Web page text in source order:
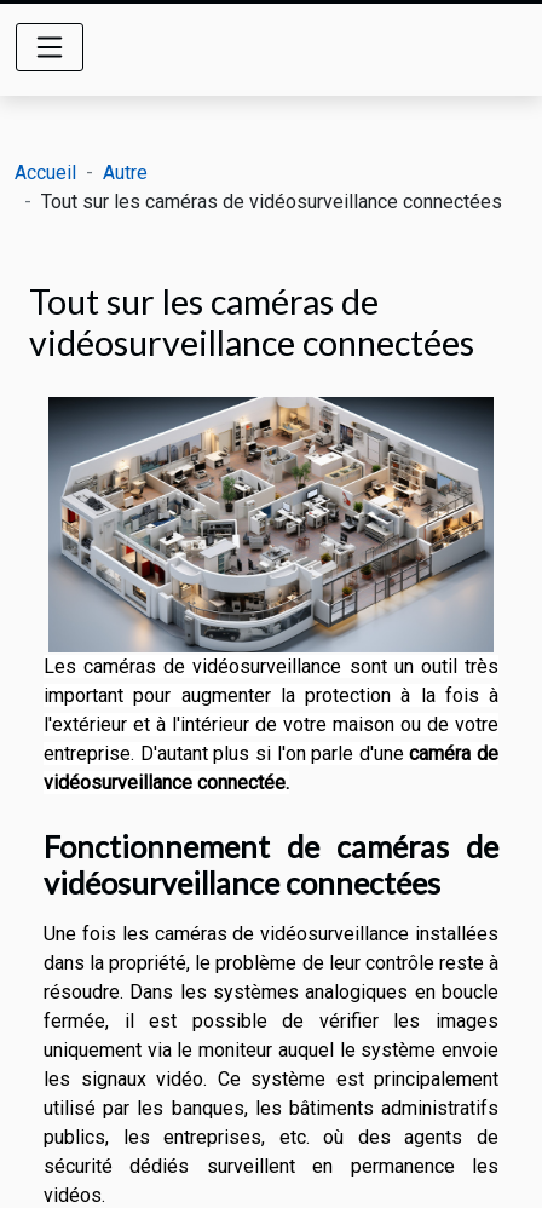
Accueil
Autre
Tout sur les caméras de vidéosurveillance connectées
Tout sur les caméras de
vidéosurveillance connectées
Les caméras de vidéosurveillance sont un outil très
important pour augmenter la protection à la fois à
l'extérieur et à l'intérieur de votre maison ou de votre
entreprise. D'autant plus si l'on parle d'unecaméra de
vidéosurveillance connectée.
Fonctionnement de caméras de
vidéosurveillance connectées
Une fois les caméras de vidéosurveillance installées
dans la propriété, le problème de leur contrôle reste à
résoudre. Dans les systèmes analogiques en boucle
fermée, il est possible de vérifier les images
uniquement via le moniteur auquel le système envoie
les signaux vidéo. Ce système est principalement
utilisé par les banques, les bâtiments administratifs
publics, les entreprises, etc. où des agents de
sécurité dédiés surveillent en permanence les
vidéos.